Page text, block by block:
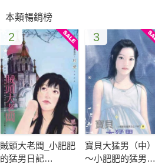
本類暢銷榜
2
賊頭大老闆_小肥肥
的猛男日記
3
寶貝大猛男（中）
～小肥肥的猛男日